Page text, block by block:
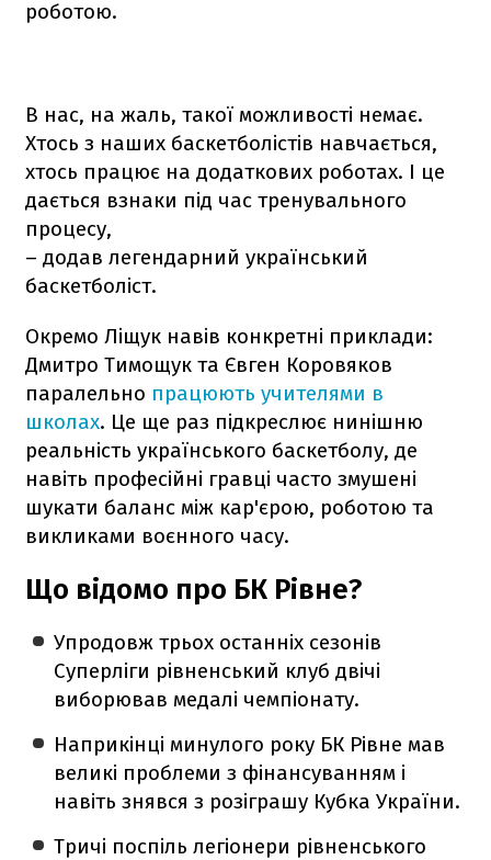
роботою.
В нас, на жаль, такої можливості немає.
Хтось з наших баскетболістів навчається,
хтось працює на додаткових роботах. І це
дається взнаки під час тренувального
процесу,
– додав легендарний український
баскетболіст.
Окремо Ліщук навів конкретні приклади:
Дмитро Тимощук та Євген Коровяков
паралельно працюють учителями в
школах. Це ще раз підкреслює нинішню
реальність українського баскетболу, де
навіть професійні гравці часто змушені
шукати баланс між кар'єрою, роботою та
викликами воєнного часу.
Що відомо про БК Рівне?
Упродовж трьох останніх сезонів
Суперліги рівненський клуб двічі
виборював медалі чемпіонату.
Наприкінці минулого року БК Рівне мав
великі проблеми з фінансуванням і
навіть знявся з розіграшу Кубка України.
Тричі поспіль легіонери рівненського